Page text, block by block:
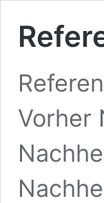
Vorher